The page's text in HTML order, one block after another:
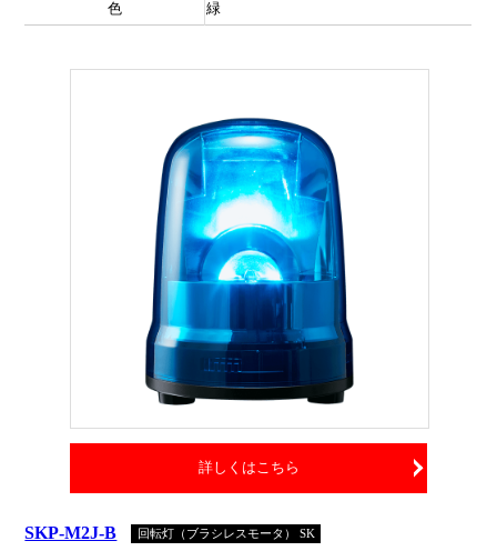
色
緑
詳しくはこちら
SKP-M2J-B 回転灯（ブラシレスモータ） SK